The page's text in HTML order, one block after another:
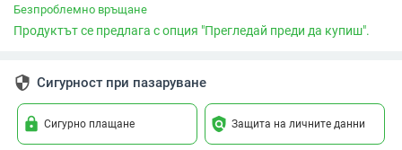
Безпроблемно връщане
Продуктът се предлага с опция "Прегледай преди да купиш".
security Сигурност при пазаруване
lock Сигурно плащане policy Защита на личните данни